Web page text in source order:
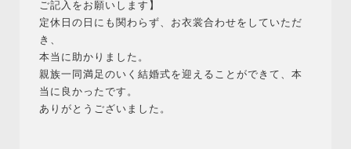
ご記入をお願いします】
定休日の日にも関わらず、お衣裳合わせをしていただ
き、
本当に助かりました。
親族一同満足のいく結婚式を迎えることができて、本
当に良かったです。
ありがとうございました。